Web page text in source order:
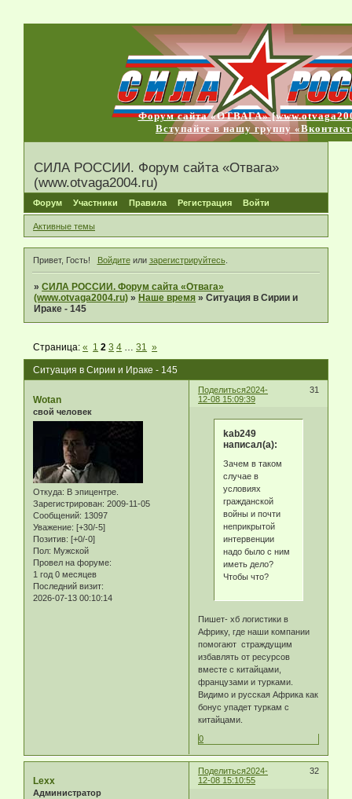
Форум сайта «ОТВАГА»
Вступайте в нашу группу
СИЛА РОССИИ. Форум сайта «Отвага»
(www.otvaga2004.ru)
Форум Участники Правила Регистрация Войти
Активные темы
Привет, Гость! Войдитеили зарегистрируйтесь.
»СИЛА РОССИИ. Форум сайта «Отвага»
(www.otvaga2004.ru) » Наше время »Ситуация в Сирии и
Ираке - 145
Ситуация в Сирии и Ираке - 145
Страница:« 1 2 3 4 31 »
Поделиться 31
2024-
12-08 15:09:39
Wotan
свой человек
Откуда: В эпицентре.
Зарегистрирован: 2009-11-05
Сообщений: 13097
Уважение: [+30/-5]
Позитив: [+0/-0]
Пол: Мужской
Провел на форуме:
1 год 0 месяцев
Последний визит:
2026-07-13 00:10:14
kab249
написал(а):
Зачем в таком
случае в
условиях
гражданской
войны и почти
неприкрытой
интервенции
надо было с ним
иметь дело?
Чтобы что?
Пишет- хб логистики в
Африку, где наши компании
помогают страждущим
избавлять от ресурсов
вместе с китайцами,
французами и турками.
Видимо и русская Африка как
бонус упадет туркам с
китайцами.
0
Поделиться 32
2024-
12-08 15:10:55
Lexx
Администратор